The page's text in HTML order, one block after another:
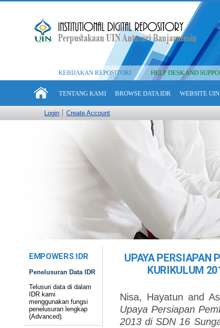
KEBIJAKAN REPOSITORI HELP DESK AND
TENTANG KAMI BROWSE DATA IDR WEBSITE
Login Create Account
EMPOWERS IDR
Penelusuran Data IDR
Telusuri data di dalam
IDR kami
menggunakan fungsi
penelusuran lengkap
(Advanced).
UPAYA PERSIAPAN
KURIKULUM
Nisa, Hayatun and
Upaya Persiapan
2013 di SDN 16